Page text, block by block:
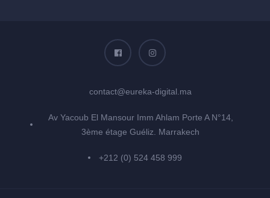
contact@eureka-digital.ma
Av Yacoub El Mansour Imm Ahlam Porte A N°14,
3ème étage Guéliz. Marrakech
+212 (0) 524 458 999